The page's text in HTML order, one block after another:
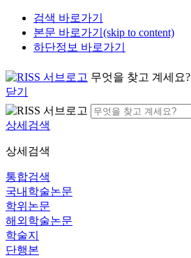
검색 바로가기
본문 바로가기(skip to content)
하단정보 바로가기
무엇을 찾고 계세요?
닫기
상세검색
상세검색
통합검색
국내학술논문
학위논문
해외학술논문
학술지
단행본